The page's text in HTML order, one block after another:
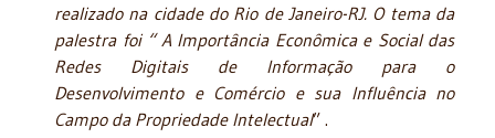
realizado na cidade do Rio de Janeiro-RJ. O tema da
palestra foi “ A Importância Econômica e Social das
Redes Digitais de Informação para o
Desenvolvimento e Comércio e sua Influência no
Campo da Propriedade Intelectual” .